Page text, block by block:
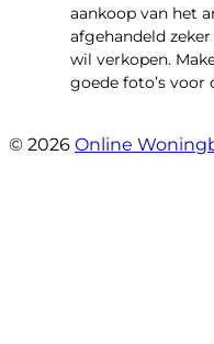
aankoop van het
afgehandeld
wil verkopen.
goede foto’s voor
© 2026 Online